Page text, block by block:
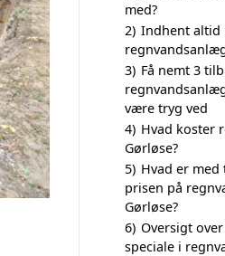
med?
2) Indhent altid
3) Få nemt 3
være tryg ved
4) Hvad koster
Gørløse?
5) Hvad er
prisen på
Gørløse?
6) Oversigt
speciale i